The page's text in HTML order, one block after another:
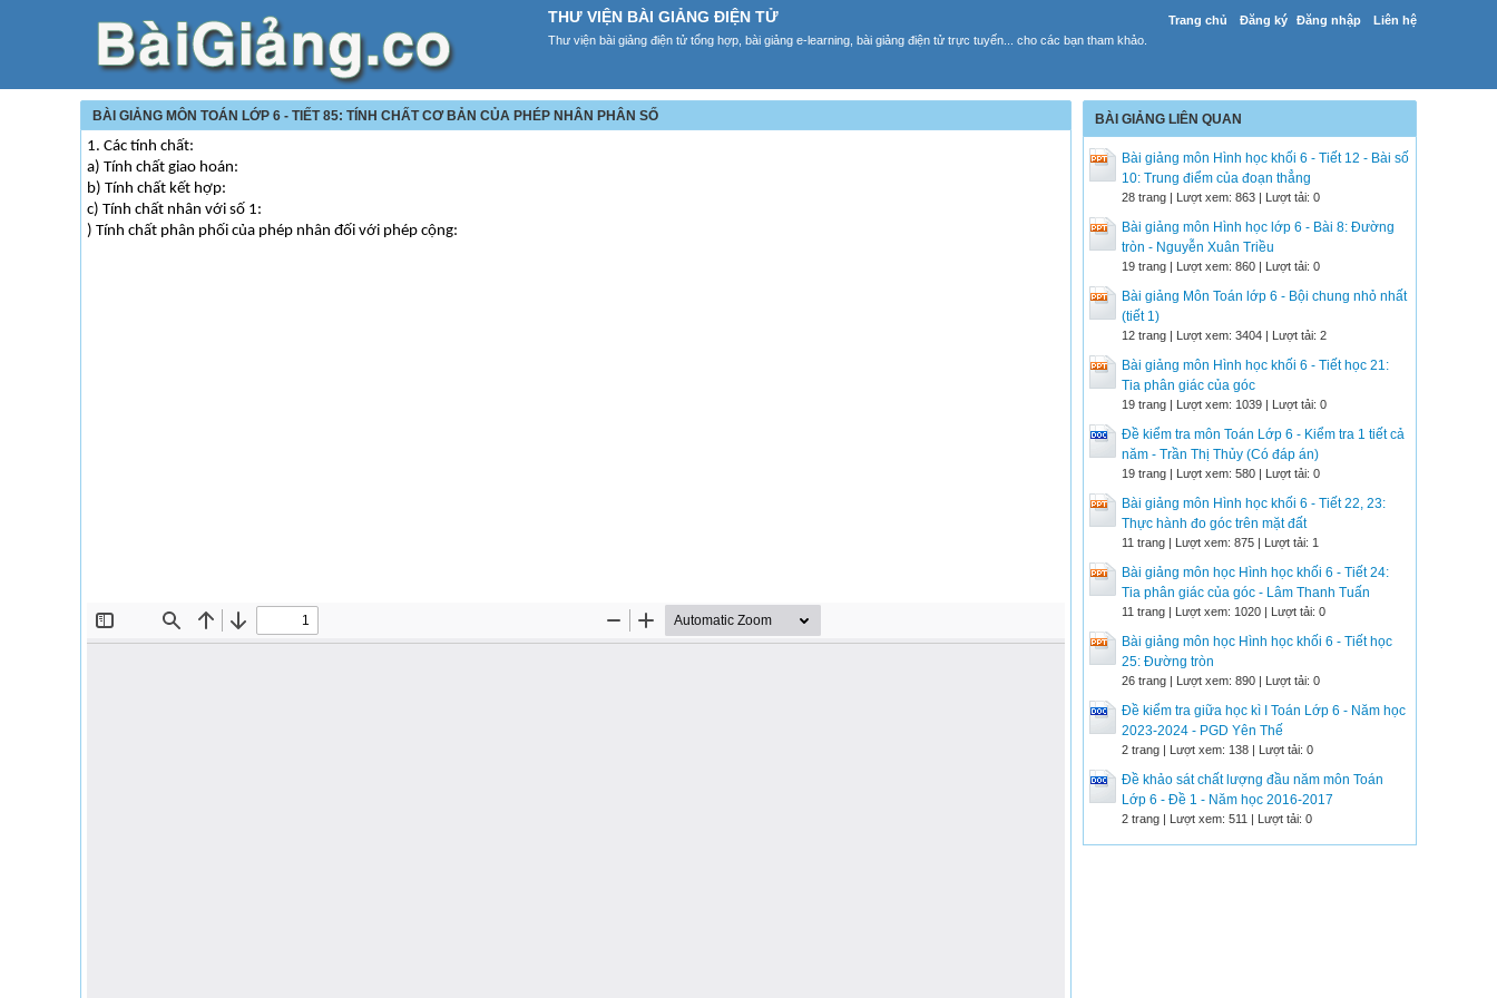
Trang chủ Đăng ký Đăng nhập Liên hệ
THƯ VIỆN BÀI GIẢNG ĐIỆN TỬ
Thư viện bài giảng điện tử tổng hợp, bài giảng e-learning, bài giảng điện tử trực tuyến... cho các bạn tham khảo.
BÀI GIẢNG MÔN TOÁN LỚP 6 - TIẾT 85: TÍNH CHẤT CƠ BẢN CỦA PHÉP NHÂN PHÂN SỐ
1. Các tính chất:
a) Tính chất giao hoán:
b) Tính chất kết hợp:
c) Tính chất nhân với số 1:
) Tính chất phân phối của phép nhân đối với phép cộng:
BÀI GIẢNG LIÊN QUAN
Bài giảng môn Hình học khối 6 - Tiết 12 - Bài số
10: Trung điểm của đoạn thẳng
28 trang | Lượt xem: 863 | Lượt tải: 0
Bài giảng môn Hình học lớp 6 - Bài 8: Đường
tròn - Nguyễn Xuân Triều
19 trang | Lượt xem: 860 | Lượt tải: 0
Bài giảng Môn Toán lớp 6 - Bội chung nhỏ nhất
(tiết 1)
12 trang | Lượt xem: 3404 | Lượt tải: 2
Bài giảng môn Hình học khối 6 - Tiết học 21:
Tia phân giác của góc
19 trang | Lượt xem: 1039 | Lượt tải: 0
Đề kiểm tra môn Toán Lớp 6 - Kiểm tra 1 tiết cả
năm - Trần Thị Thủy (Có đáp án)
19 trang | Lượt xem: 580 | Lượt tải: 0
Bài giảng môn Hình học khối 6 - Tiết 22, 23:
Thực hành đo góc trên mặt đất
11 trang | Lượt xem: 875 | Lượt tải: 1
Bài giảng môn học Hình học khối 6 - Tiết 24:
Tia phân giác của góc - Lâm Thanh Tuấn
11 trang | Lượt xem: 1020 | Lượt tải: 0
Bài giảng môn học Hình học khối 6 - Tiết học
25: Đường tròn
26 trang | Lượt xem: 890 | Lượt tải: 0
Đề kiểm tra giữa học kì I Toán Lớp 6 - Năm học
2023-2024 - PGD Yên Thế
2 trang | Lượt xem: 138 | Lượt tải: 0
Đề khảo sát chất lượng đầu năm môn Toán
Lớp 6 - Đề 1 - Năm học 2016-2017
2 trang | Lượt xem: 511 | Lượt tải: 0